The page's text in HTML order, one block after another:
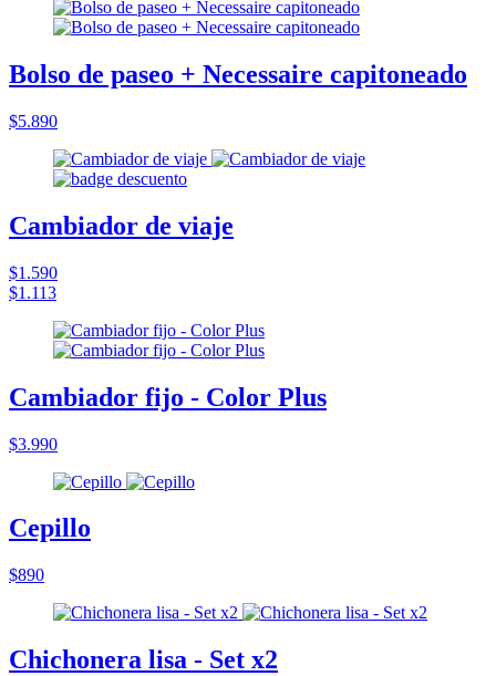
Bolso de paseo + Necessaire capitoneado
$5.890
Cambiador de viaje
$1.590
$1.113
Cambiador fijo - Color Plus
$3.990
Cepillo
$890
Chichonera lisa - Set x2